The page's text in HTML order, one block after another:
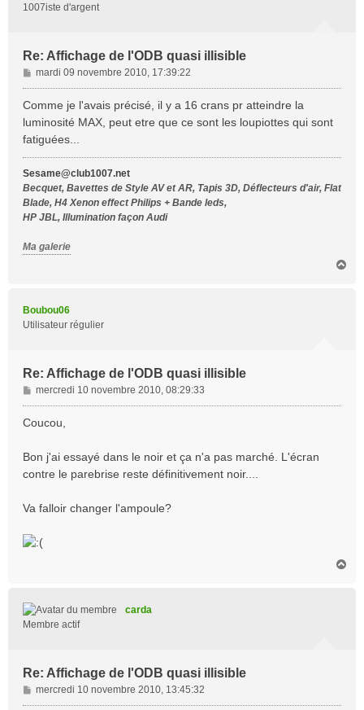
1007iste d'argent
Re: Affichage de l'ODB quasi illisible
M
e
a
g
e
mardi 09 novembre 2010, 17:39:22
Comme je l'avais précisé, il y a 16 crans pr atteindre la
luminosité MAX, peut etre que ce sont les loupiottes qui sont
fatiguées...
Sesame@club1007.net
Becquet, Bavettes de Style AV et AR, Tapis 3D, Déflecteurs d'air, Flat
Blade, H4 Xenon effect Philips + Bande leds,
HP JBL, Illumination façon Audi
Ma galerie
Boubou06
Utilisateur régulier
Re: Affichage de l'ODB quasi illisible
M
e
g
e
mercredi 10 novembre 2010, 08:29:33
Coucou,
Bon j'ai essayé dans le noir et ça n'a pas marché. L'écran
contre le parebrise reste définitivement noir....
Va falloir changer l'ampoule?
carda
Membre actif
Re: Affichage de l'ODB quasi illisible
M
e
mercredi 10 novembre 2010, 13:45:32